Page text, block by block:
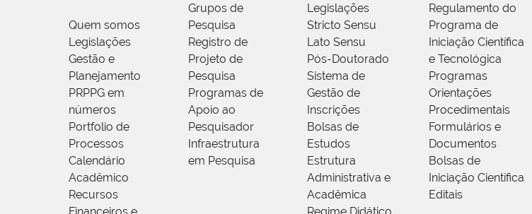
Quem somos
Legislações
Gestão e
Planejamento
PRPPG em
números
Portfolio de
Processos
Calendário
Acadêmico
Recursos
Grupos de
Pesquisa
Registro de
Projeto de
Pesquisa
Programas de
Apoio ao
Pesquisador
Infraestrutura
em Pesquisa
Legislações
Stricto Sensu
Lato Sensu
Pós-Doutorado
Sistema de
Gestão de
Inscrições
Bolsas de
Estudos
Estrutura
Administrativa e
Acadêmica
Regulamento do
Programa de
Iniciação Científica
e Tecnológica
Programas
Orientações
Procedimentais
Formulários e
Documentos
Bolsas de
Iniciação Científica
Editais